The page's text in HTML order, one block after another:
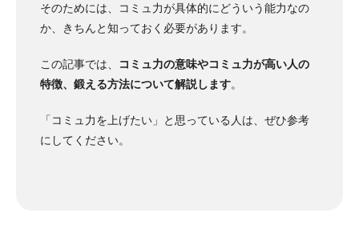
そのためには、コミュ力が具体的にどういう能力なの
か、きちんと知っておく必要があります。
この記事では、
コミュ力の意味やコミュ力が高い人の
特徴、鍛える方法について解説します。
「コミュ力を上げたい」と思っている人は、ぜひ参考
にしてください。